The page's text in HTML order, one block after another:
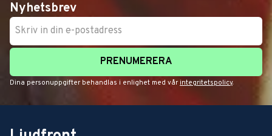
Nyhetsbrev
PRENUMERERA
Dina personuppgifter behandlas i enlighet med vår integritetspolicy.